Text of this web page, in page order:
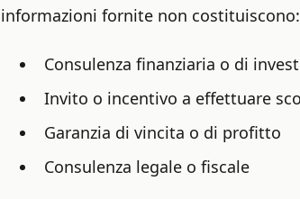
informazioni fornite non costituiscono:
Consulenza finanziaria o di
Invito o incentivo a effettuare
Garanzia di vincita o di profitto
Consulenza legale o fiscale